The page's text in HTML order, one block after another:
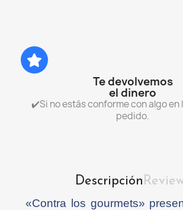
Te devolvemos
el dinero
✔️Si no estás conforme con algo en
pedido.
Descripción
«Contra los gourmets»